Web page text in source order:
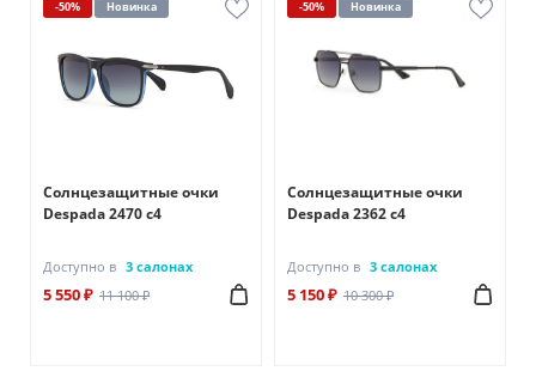
-50% Новинка
Солнцезащитные очки
Despada 2470 с4
Доступно в 3 салонах
5 550 ₽ 11 100 ₽
-50% Новинка
Солнцезащитные очки
Despada 2362 с4
Доступно в 3 салонах
5 150 ₽ 10 300 ₽